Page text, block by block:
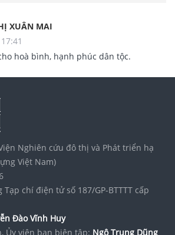
XUÂN MAI
Nghiên cứu đô thị và Phát triển hạ
Việt Nam)
chí điện tử số 187/GP-BTTTT cấp
Đào Vĩnh Huy
Ủy viên ban biên tập: Ngô Trung Dũng